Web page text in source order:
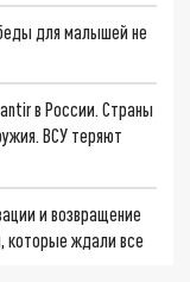
для малышей не
в России. Страны
ВСУ теряют
и возвращение
которые ждали все